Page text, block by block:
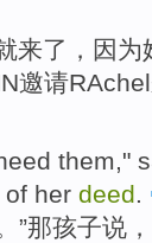
来了 ， 因为
邀请RAchel
them,"
of her deed.
”那孩子说